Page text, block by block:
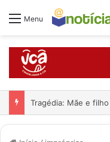
Menu
Tragédia: Mãe e